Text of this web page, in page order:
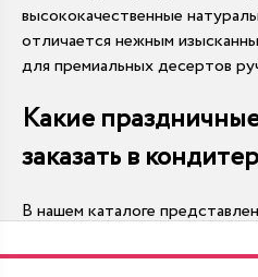
высококачественные
отличается нежным
для премиальных десертов
Какие
заказать в
В нашем каталоге
День рождения.